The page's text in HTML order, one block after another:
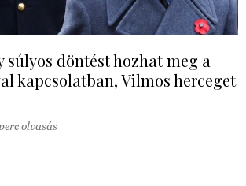
súlyos döntést hozhat meg a
kapcsolatban, Vilmos herceget
olvasás